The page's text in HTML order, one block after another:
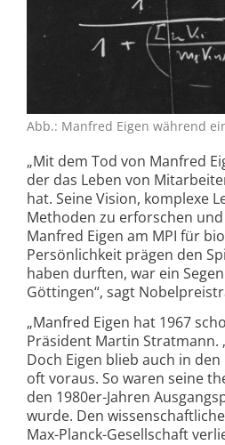
Abb.: Manfred Eigen während
„Mit dem Tod von Manfred
der das Leben von
hat. Seine Vision, komplexe
Methoden zu erforschen
Manfred Eigen am MPI für
Persönlichkeit prägen den
haben durften, war ein
Göttingen“, sagt
„Manfred Eigen hat 1967
Präsident Martin Stratmann.
Doch Eigen blieb auch in
oft voraus. So waren seine
den 1980er-Jahren
wurde. Den
Max-Planck-Gesellschaft